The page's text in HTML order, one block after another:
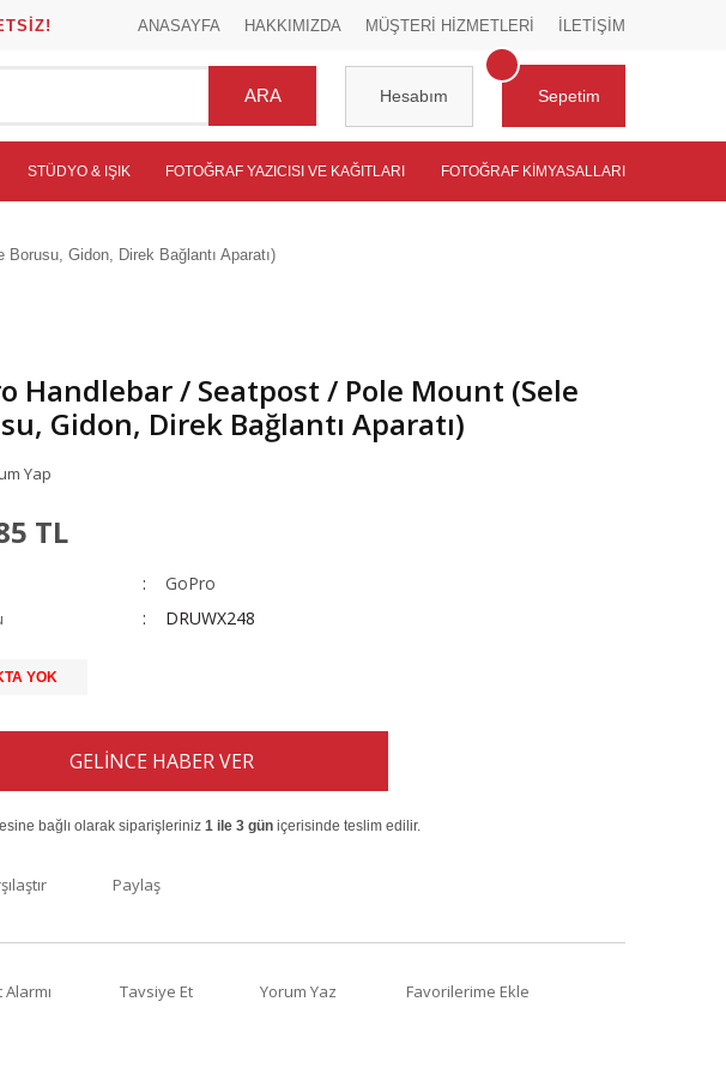
ANASAYFA HAKKIMIZDA MÜŞTERİ HİZMETLERİ İLETİŞİM
ARA Hesabım Sepetim
STÜDYO & IŞIK FOTOĞRAF YAZICISI VE KAĞITLARI FOTOĞRAF KIMYASALLARI
Gidon, Direk Bağlantı Aparatı)
Handlebar / Seatpost / Pole Mount (Sele
Gidon, Direk Bağlantı Aparatı)
Yap
TL
GoPro
DRUWX248
YOK
GELİNCE HABER VER
bağlı olarak siparişleriniz 1 ile 3 gün içerisinde teslim edilir.
Paylaş
Alarmı Tavsiye Et Yorum Yaz